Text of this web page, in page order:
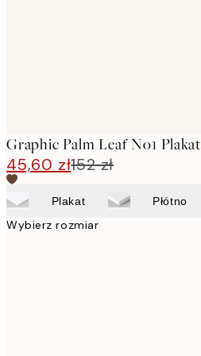
Graphic Palm Leaf No1 Plakat
45,60 zł152 zł
Plakat Płótno
Wybierz rozmiar